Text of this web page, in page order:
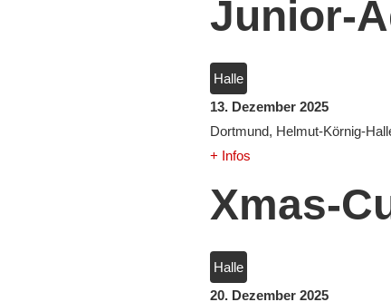
Junior-
Halle
13. Dezember 2025
Dortmund, Helmut-Körnig-
+ Infos
Xmas-
Halle
20. Dezember 2025